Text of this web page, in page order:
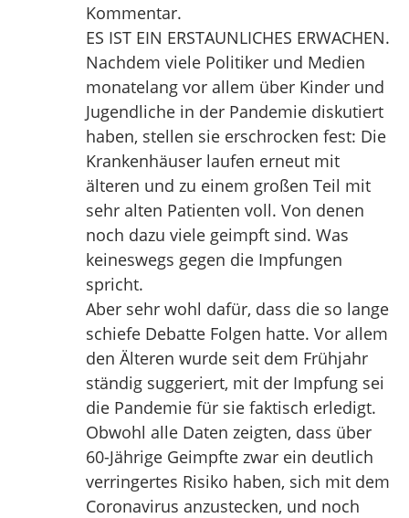
Kommentar.
ES IST EIN ERSTAUNLICHES ERWACHEN.
Nachdem viele Politiker und Medien
monatelang vor allem über Kinder und
Jugendliche in der Pandemie diskutiert
haben, stellen sie erschrocken fest: Die
Krankenhäuser laufen erneut mit
älteren und zu einem großen Teil mit
sehr alten Patienten voll. Von denen
noch dazu viele geimpft sind. Was
keineswegs gegen die Impfungen
spricht.
Aber sehr wohl dafür, dass die so lange
schiefe Debatte Folgen hatte. Vor allem
den Älteren wurde seit dem Frühjahr
ständig suggeriert, mit der Impfung sei
die Pandemie für sie faktisch erledigt.
Obwohl alle Daten zeigten, dass über
60-Jährige Geimpfte zwar ein deutlich
verringertes Risiko haben, sich mit dem
Coronavirus anzustecken, und noch